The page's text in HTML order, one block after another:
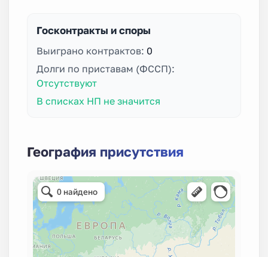
Госконтракты и споры
Выиграно контрактов: 0
Долги по приставам (ФССП):
Отсутствуют
В списках НП не значится
География присутствия